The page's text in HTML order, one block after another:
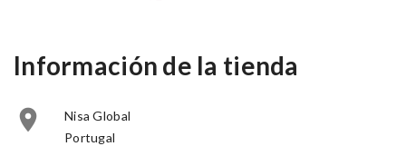
Información de la tienda

Nisa Global
Portugal